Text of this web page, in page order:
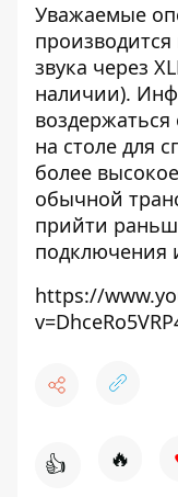
Уважаемые
звука через
наличии).
на столе для
более
обычной
прийти
подключения
https://
👍 🔥